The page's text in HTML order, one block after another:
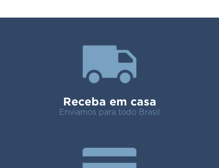
Receba em casa
Enviamos para todo Brasil